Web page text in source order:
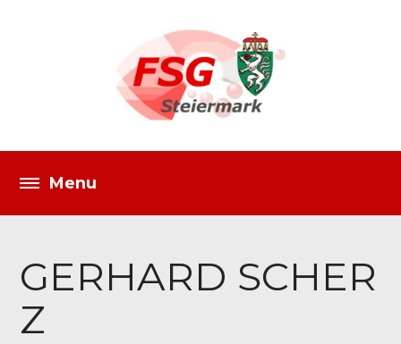
GERHARD SCHER
Z